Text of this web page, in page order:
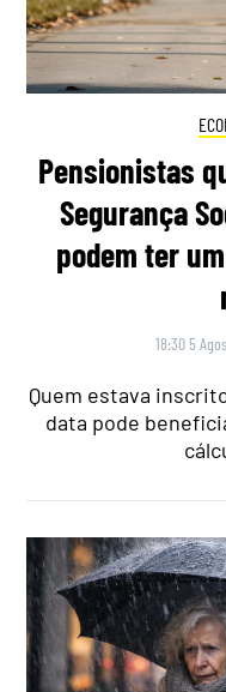
Pensionistas
Segurança
podem ter
18:30 5
Quem estava
data pode